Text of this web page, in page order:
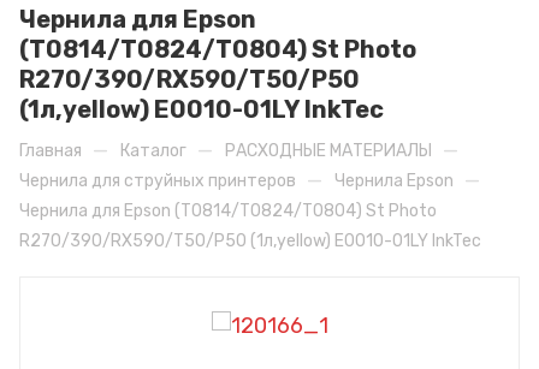
Чернила для Epson
(Т0814/T0824/T0804) St Photo
R270/390/RX590/T50/P50
(1л,yellow) E0010-01LY InkTec
Главная — Каталог — РАСХОДНЫЕ МАТЕРИАЛЫ —
Чернила для струйных принтеров — Чернила Epson —
Чернила для Epson (Т0814/T0824/T0804) St Photo
R270/390/RX590/T50/P50 (1л,yellow) E0010-01LY InkTec